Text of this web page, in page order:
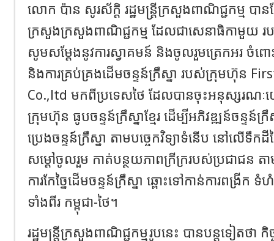
លោក ប៉ាន សូរស័ក្តិ រដ្ឋមន្ត្រីក្រសួងពាណិជ្ជកម្ម បាន
ក្រសួងក្រសួងពាណិជ្ជកម្ម ដែលជាសេនាធិកាមួយ រប
សូមសម្ដែងនូវការស្វាគមន៍ និងចូលរួមត្រេកអរ ចំពោ
និងការគ្រប់គ្រងដើមចន្ទន៍ក្រឹស្នា របស់ក្រុមហ៊ុន
Co.,ltd មកពីប្រទេសថៃ ដែលបានចុះអនុស្សរណ
ក្រុមហ៊ុន ធូបចន្ទន៍ក្រឹស្នាខ្មែរ ដើម្បីអភិវឌ្ឍន៍ចន្ទន៍ក្រឹ
ប្រេងចន្ទន៍ក្រឹស្នា តាមបច្ចេកវិទ្យាទំនើប នៅលើទឹកដី
សម្ដៅចូលរួម កាត់បន្ថយភាពក្រីក្ររបស់ប្រជាជន តាម
ការកែច្នៃដើមចន្ទន៍ក្រឹស្នា ឆ្ពោះទៅកាន់ការពង្រីក
ទាំងពីរ កម្ពុជា-ថៃ។
រដ្ឋមន្ត្រីក្រសួងពាណិជ្ជកម្មរូបនេះ បានបន្តទៀតថា